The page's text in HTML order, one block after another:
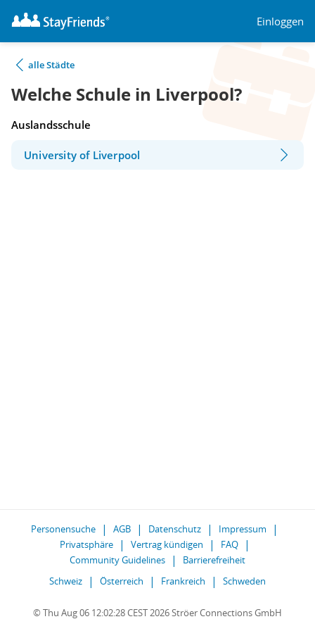
Einloggen
alle Städte
Welche Schule in Liverpool?
Auslandsschule
University of Liverpool
Personensuche AGB Datenschutz
Impressum
Privatsphäre
Vertrag kündigen
FAQ
Community Guidelines
Barrierefreiheit
Schweiz
Österreich Frankreich Schweden
© Thu Aug 06 12:02:28 CEST 2026 Ströer Connections GmbH